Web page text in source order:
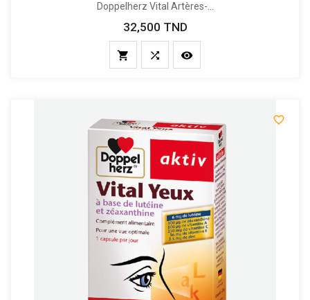
Doppelherz Vital Artères-...
Prix
32,500 TND
  
